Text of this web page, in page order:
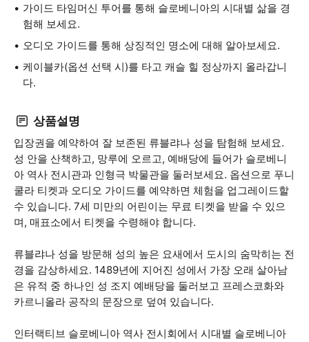
가이드 타임머신 투어를 통해 슬로베니아의 시대별 삶을 경
험해 보세요.
오디오 가이드를 통해 상징적인 명소에 대해 알아보세요.
케이블카(옵션 선택 시)를 타고 캐슬 힐 정상까지 올라갑니
다.
상품설명
입장권을 예약하여 잘 보존된 류블랴나 성을 탐험해 보세요.
성 안을 산책하고, 망루에 오르고, 예배당에 들어가 슬로베니
아 역사 전시관과 인형극 박물관을 둘러보세요. 옵션으로 푸니
쿨라 티켓과 오디오 가이드를 예약하면 체험을 업그레이드할
수 있습니다. 7세 미만의 어린이는 무료 티켓을 받을 수 있으
며, 매표소에서 티켓을 수령해야 합니다.
류블랴나 성을 방문해 성의 높은 요새에서 도시의 숨막히는 전
경을 감상하세요. 1489년에 지어진 성에서 가장 오래 살아남
은 유적 중 하나인 성 조지 예배당을 둘러보고 프레스코화와
카르니올라 공작의 문장으로 덮여 있습니다.
인터랙티브 슬로베니아 역사 전시회에서 시대별 슬로베니아